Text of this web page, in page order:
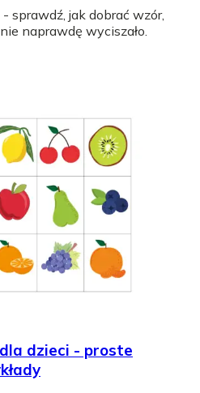
sprawdź, jak dobrać wzór,
naprawdę wyciszało.
dzieci - proste